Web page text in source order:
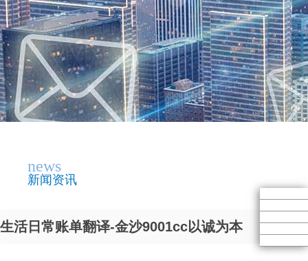
news
新闻资讯
生活日常账单翻译-金沙9001cc以诚为本